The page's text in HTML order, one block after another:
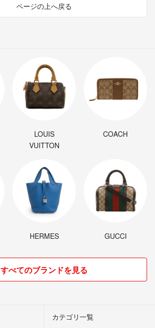
ページの上へ戻る
LOUIS
VUITTON
COACH
HERMES GUCCI
すべてのブランドを見る
カテゴリ一覧